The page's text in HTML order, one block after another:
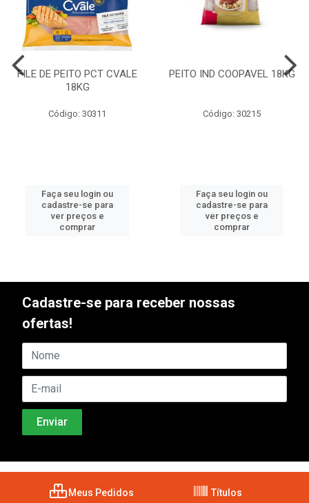
FILE DE PEITO PCT CVALE
18KG
Código: 30311
Faça seu login ou
cadastre-se para
ver preços e
comprar
PEITO IND COOPAVEL 18KG
Código: 30215
Faça seu login ou
cadastre-se para
ver preços e
comprar
Cadastre-se para receber nossas
ofertas!
Meus Pedidos Títulos